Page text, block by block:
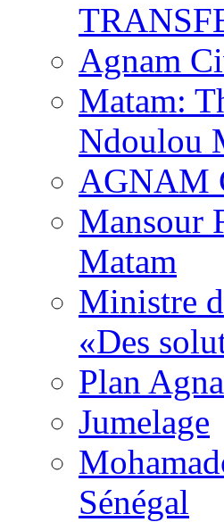
Agnam
Matam:
Ndoulou
AGNAM
Mansour
Matam
Ministre
«Des
Plan
Jumelage
Sénégal